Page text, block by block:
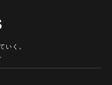
いく。